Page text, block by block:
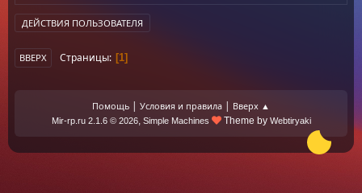
ДЕЙСТВИЯ ПОЛЬЗОВАТЕЛЯ
ВВЕРХ Страницы 1
Помощь | Условия и правила | Вверх ▲
Mir-rp.ru 2.1.6 © 2026, Simple Machines Theme by Webtiryaki